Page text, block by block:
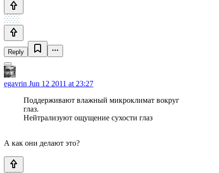
Reply
egavrin Jun 12 2011 at 23:27
Поддерживают влажный микроклимат вокруг
глаз.
Нейтрализуют ощущение сухости глаз
А как они делают это?